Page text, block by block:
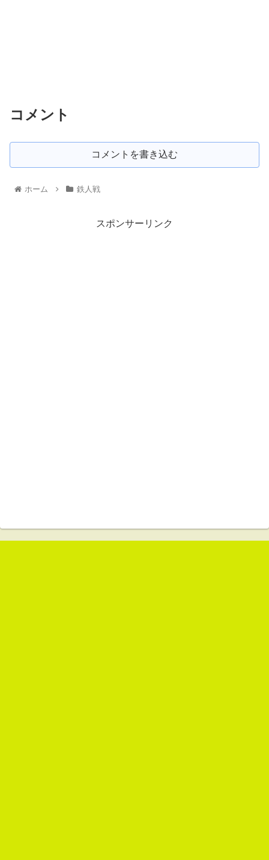
コメント
コメントを書き込む
ホーム 鉄人戦
スポンサーリンク